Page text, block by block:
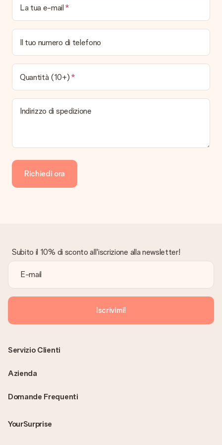
La tua e-mail
Il tuo numero di telefono
Quantità (10+)
Indirizzo di spedizione
Richiedi ora
Subito il 10% di sconto all'iscrizione alla newsletter!
Iscrivimi!
Domande Frequenti
YourSurprise
Servizio Clienti
Azienda